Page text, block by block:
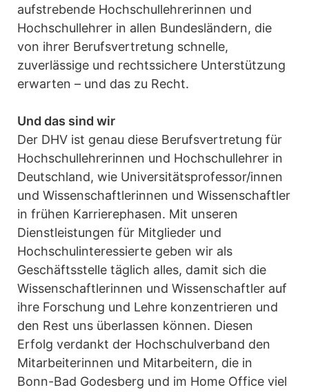
aufstrebende Hochschullehrerinnen und
Hochschullehrer in allen Bundesländern, die
von ihrer Berufsvertretung schnelle,
zuverlässige und rechtssichere Unterstützung
erwarten – und das zu Recht.
Und das sind wir
Der DHV ist genau diese Berufsvertretung für
Hochschullehrerinnen und Hochschullehrer in
Deutschland, wie Universitätsprofessor/innen
und Wissenschaftlerinnen und Wissenschaftler
in frühen Karrierephasen. Mit unseren
Dienstleistungen für Mitglieder und
Hochschulinteressierte geben wir als
Geschäftsstelle täglich alles, damit sich die
Wissenschaftlerinnen und Wissenschaftler auf
ihre Forschung und Lehre konzentrieren und
den Rest uns überlassen können. Diesen
Erfolg verdankt der Hochschulverband den
Mitarbeiterinnen und Mitarbeitern, die in
Bonn-Bad Godesberg und im Home Office viel